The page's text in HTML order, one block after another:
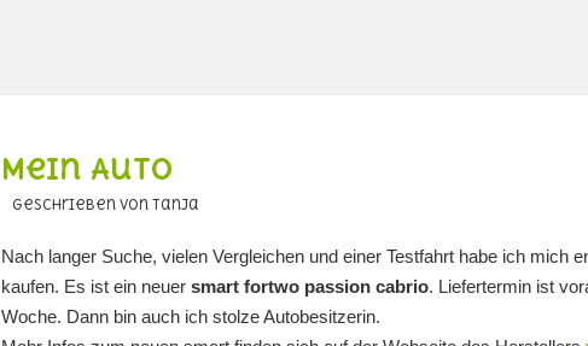
Mein Auto
geschrieben von Tanja
Nach langer Suche, vielen Vergleichen und einer Testfahrt habe ich mich
kaufen. Es ist ein neuer smart fortwo passion cabrio. Liefertermin ist
Woche. Dann bin auch ich stolze Autobesitzerin.